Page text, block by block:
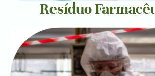
Resíduo